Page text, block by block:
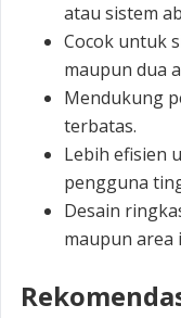
atau sistem
Cocok untuk
maupun dua
Mendukung
terbatas.
Lebih efisien
pengguna
Desain
maupun area